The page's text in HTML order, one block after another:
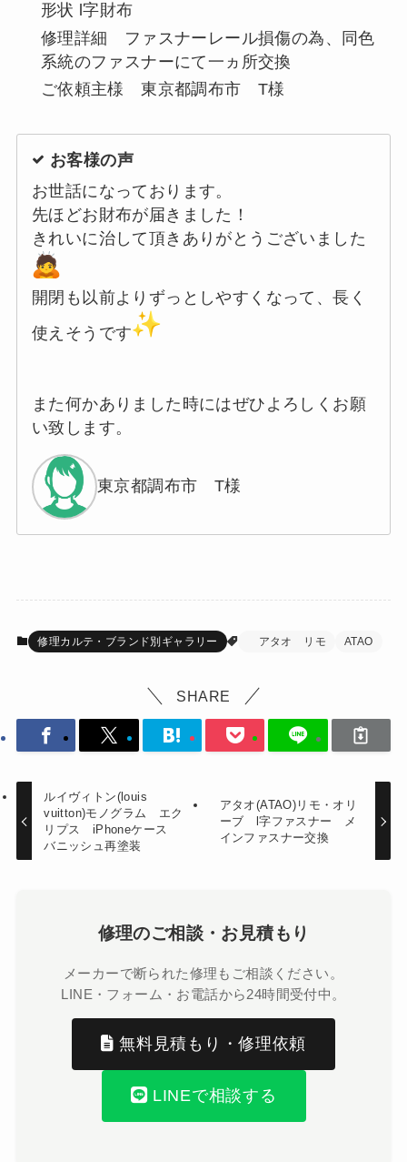
形状 l字財布
修理詳細 ファスナーレール損傷の為、同色
系統のファスナーにて一ヵ所交換
ご依頼主様 東京都調布市 T様
お客様の声
お世話になっております。
先ほどお財布が届きました！
きれいに治して頂きありがとうございました
開閉も以前よりずっとしやすくなって、長く
使えそうです
また何かありました時にはぜひよろしくお願
い致します。
東京都調布市 T様
修理カルテ・ブランド別ギャラリー アタオ リモ ATAO
SHARE
ルイヴィトン(louis
vuitton)モノグラム エク
リプス iPhoneケース
バニッシュ再塗装
アタオ(ATAO)リモ・オリ
ーブ l字ファスナー メ
インファスナー交換
修理のご相談・お見積もり
メーカーで断られた修理もご相談ください。
LINE・フォーム・お電話から24時間受付中。
無料見積もり・修理依頼
LINEで相談する